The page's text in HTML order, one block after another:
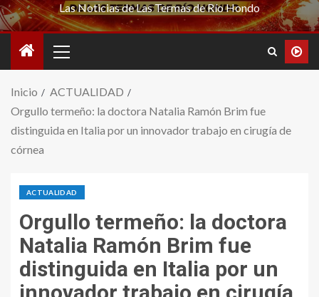
Las Noticias de Las Termas de Río Hondo
Inicio
ACTUALIDAD
Orgullo termeño: la doctora Natalia Ramón Brim fue
distinguida en Italia por un innovador trabajo en cirugía de
córnea
ACTUALIDAD
Orgullo termeño: la doctora
Natalia Ramón Brim fue
distinguida en Italia por un